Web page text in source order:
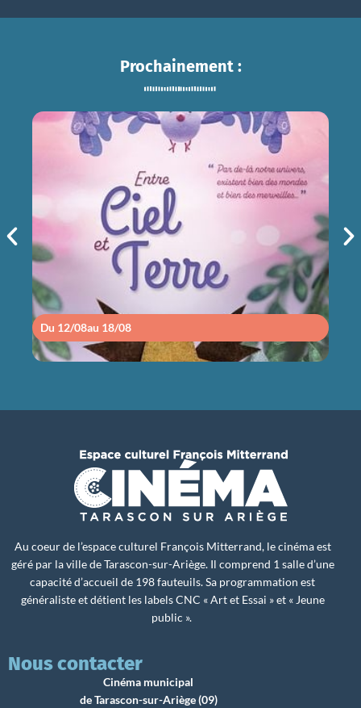
Prochainement :
Du 12/08au 18/08
ENTRE CIEL ET TERRE
sam 15/08
14h30
Au coeur de l’espace culturel François Mitterrand, le cinéma est
géré par la ville de Tarascon-sur-Ariège. Il comprend 1 salle d’une
capacité d’accueil de 198 fauteuils. Sa programmation est
généraliste et détient les labels CNC « Art et Essai » et « Jeune
public ».
Nous contacter
Cinéma municipal
de Tarascon-sur-Ariège (09)